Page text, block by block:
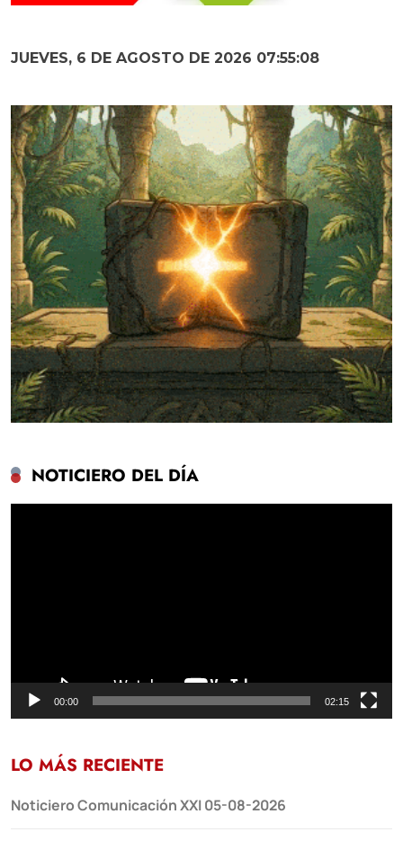
JUEVES, 6 DE AGOSTO DE 2026 07:55:09
NOTICIERO DEL DÍA
00:00 02:15
LO MÁS RECIENTE
Noticiero Comunicación XXI 05-08-2026